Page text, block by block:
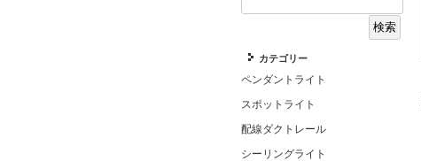
カテゴリー
ペンダントライト
スポットライト
配線ダクトレール
シーリングライト